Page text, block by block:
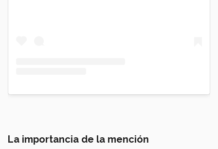
La importancia de la mención